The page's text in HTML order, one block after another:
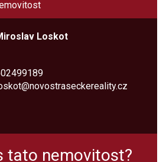
Loskot
tato nemovitost?